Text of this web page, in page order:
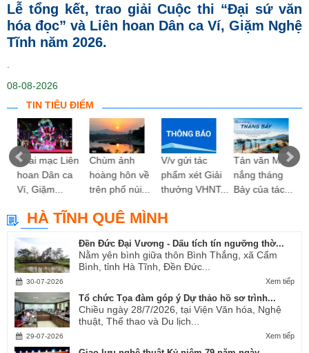
Lễ tổng kết, trao giải Cuộc thi “Đại sứ văn
hóa đọc” và Liên hoan Dân ca Ví, Giặm Nghệ
Tĩnh năm 2026.
08-08-2026
TIN TIÊU ĐIỂM
Khai mạc Liên
hoan Dân ca
Ví, Giặm...
Chùm ảnh
hoàng hôn về
trên phố núi...
V/v gửi tác
phẩm xét Giải
thưởng VHNT...
Tản văn Mùa
nắng tháng
Bảy của tác...
HÀ TĨNH QUÊ MÌNH
Đền Đức Đại Vương - Dấu tích tín ngưỡng thờ...
Nằm yên bình giữa thôn Bình Thắng, xã Cẩm
Bình, tỉnh Hà Tĩnh, Đền Đức...
Xem tiếp
30-07-2026
Tổ chức Tọa đàm góp ý Dự thảo hồ sơ trình...
Chiều ngày 28/7/2026, tại Viện Văn hóa, Nghệ
thuật, Thể thao và Du lịch...
Xem tiếp
29-07-2026